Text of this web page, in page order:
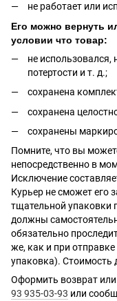
не работает или
Его можно вернуть
условии что товар:
не использовался,
потертости и т. д.;
сохранена
сохранена
сохранены
Помните, что вы
непосредственно в
Исключение
Курьер не сможет его
тщательной упаковки
должны
обязательно
же, как и при
упаковка). Стоимость
Оформить возврат
93 935-03-93 или